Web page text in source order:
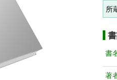
所
書
著